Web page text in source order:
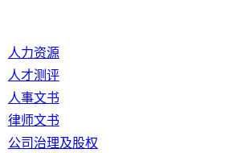
人力资源
人才测评
人事文书
律师文书
公司治理及股权